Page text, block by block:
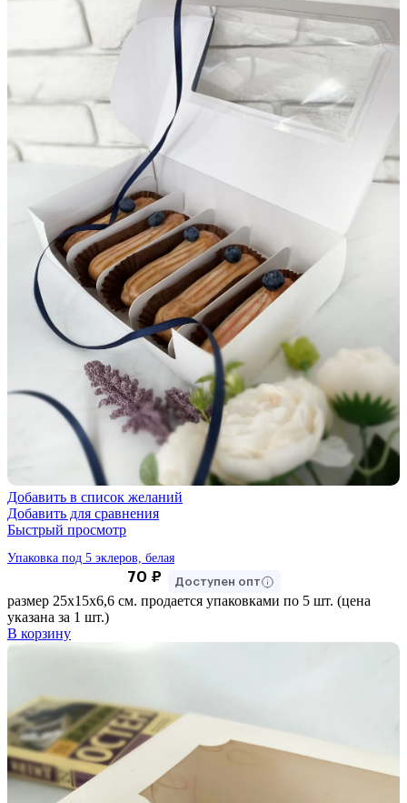
Добавить в список желаний
Добавить для сравнения
Быстрый просмотр
Упаковка под 5 эклеров, белая
70 ₽ Доступен опт
размер 25х15х6,6 см. продается упаковками по 5 шт. (цена
указана за 1 шт.)
В корзину